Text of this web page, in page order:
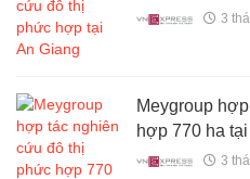
3
Meygroup
hợp 770 ha
3